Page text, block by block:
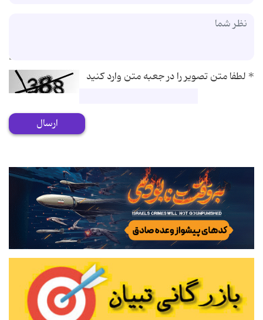
*لطفا متن تصویر را در جعبه متن وارد کنید
ارسال